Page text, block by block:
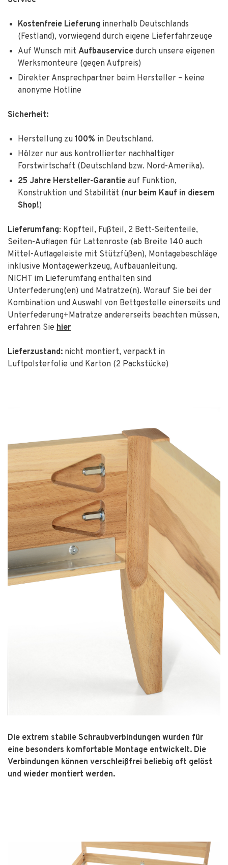
Kostenfreie Lieferung innerhalb Deutschlands
(Festland), vorwiegend durch eigene Lieferfahrzeuge
Auf Wunsch mit Aufbauservice durch unsere eigenen
Werksmonteure (gegen Aufpreis)
Direkter Ansprechpartner beim Hersteller – keine
anonyme Hotline
Sicherheit:
Herstellung zu 100% in Deutschland.
Hölzer nur aus kontrollierter nachhaltiger
Forstwirtschaft (Deutschland bzw. Nord-Amerika).
25 Jahre Hersteller-Garantie auf Funktion,
Konstruktion und Stabilität (nur beim Kauf in diesem
Shop!)
Lieferumfang: Kopfteil, Fußteil, 2 Bett-Seitenteile,
Seiten-Auflagen für Lattenroste (ab Breite 140 auch
Mittel-Auflageleiste mit Stützfüßen), Montagebeschläge
inklusive Montagewerkzeug, Aufbauanleitung.
NICHT im Lieferumfang enthalten sind
Unterfederung(en) und Matratze(n). Worauf Sie bei der
Kombination und Auswahl von Bettgestelle einerseits und
Unterfederung+Matratze andererseits beachten müssen,
erfahren Sie hier
Lieferzustand: nicht montiert, verpackt in
Luftpolsterfolie und Karton (2 Packstücke)
Die extrem stabile Schraubverbindungen wurden für
eine besonders komfortable Montage entwickelt. Die
Verbindungen können verschleißfrei beliebig oft gelöst
und wieder montiert werden.